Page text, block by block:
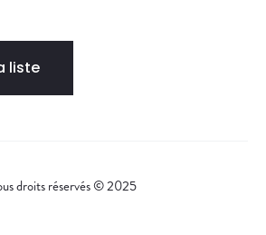
liste
droits réservés © 2025